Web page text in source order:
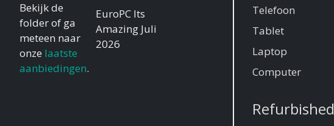
Bekijk de
folder of ga
meteen naar
onze laatste
aanbiedingen.
EuroPC Its
Amazing Juli
2026
Telefoon
Tablet
Laptop
Computer
Refurbished